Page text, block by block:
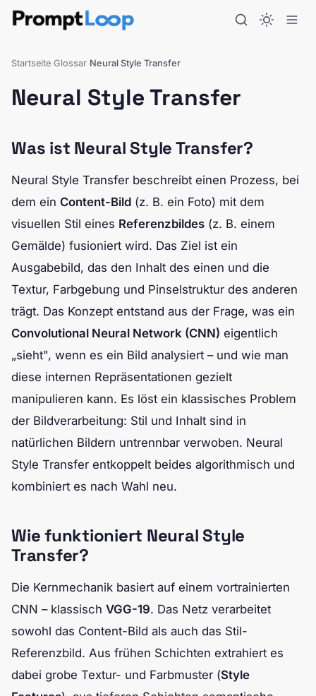
Startseite Glossar Neural Style Transfer
Neural Style Transfer
Was ist Neural Style Transfer?
Neural Style Transfer beschreibt einen Prozess, bei
dem ein Content-Bild (z. B. ein Foto) mit dem
visuellen Stil eines Referenzbildes (z. B. einem
Gemälde) fusioniert wird. Das Ziel ist ein
Ausgabebild, das den Inhalt des einen und die
Textur, Farbgebung und Pinselstruktur des anderen
trägt. Das Konzept entstand aus der Frage, was ein
Convolutional Neural Network (CNN) eigentlich
„sieht", wenn es ein Bild analysiert – und wie man
diese internen Repräsentationen gezielt
manipulieren kann. Es löst ein klassisches Problem
der Bildverarbeitung: Stil und Inhalt sind in
natürlichen Bildern untrennbar verwoben. Neural
Style Transfer entkoppelt beides algorithmisch und
kombiniert es nach Wahl neu.
Wie funktioniert Neural Style
Transfer?
Die Kernmechanik basiert auf einem vortrainierten
CNN – klassisch VGG-19. Das Netz verarbeitet
sowohl das Content-Bild als auch das Stil-
Referenzbild. Aus frühen Schichten extrahiert es
dabei grobe Textur- und Farbmuster (Style